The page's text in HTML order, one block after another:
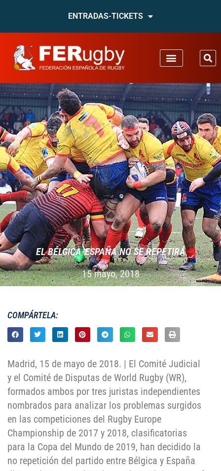
ENTRADAS-TICKETS
EL BÉLGICA-ESPAÑA NO SE REPETIRÁ
15 mayo, 2018
COMPÁRTELA:
Madrid, 15 de mayo de 2018. | El Comité Judicial
y el Comité de Disputas de World Rugby (WR),
formados ambos por tres juristas independientes
nombrados para analizar los problemas surgidos
en las competiciones del Rugby Europe
Championship de 2017 y 2018, clasificatorias
para la Copa del Mundo de 2019, han decidido la
no repetición del partido entre Bélgica y España